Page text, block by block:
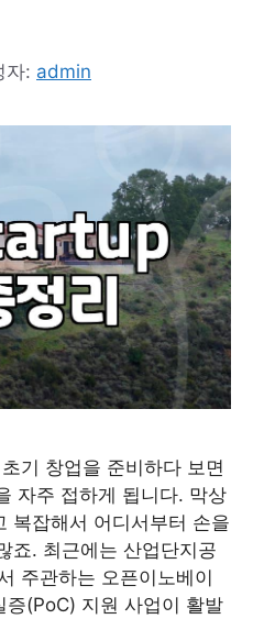
자: admin
기 창업을 준비하다 보면
자주 접하게 됩니다. 막상
복잡해서 어디서부터 손을
죠. 최근에는 산업단지공
주관하는 오픈이노베이
증(PoC) 지원 사업이 활발